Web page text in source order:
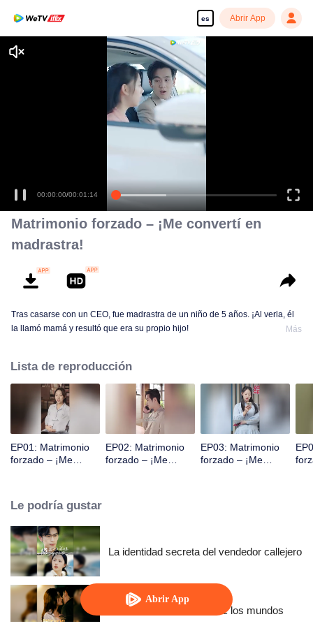
es Abrir App
Abrir App
00:00:01/00:01:14
Matrimonio forzado – ¡Me convertí en
madrastra!
Tras casarse con un CEO, fue madrastra de un niño de 5 años. ¡Al verla, él
la llamó mamá y resultó que era su propio hijo!
Más
Lista de reproducción
EP01: Matrimonio
forzado – ¡Me
EP02: Matrimonio
forzado – ¡Me
EP03: Matrimonio
forzado – ¡Me
Le podría gustar
La identidad secreta del vendedor callejero
Resentimiento a través de los mundos